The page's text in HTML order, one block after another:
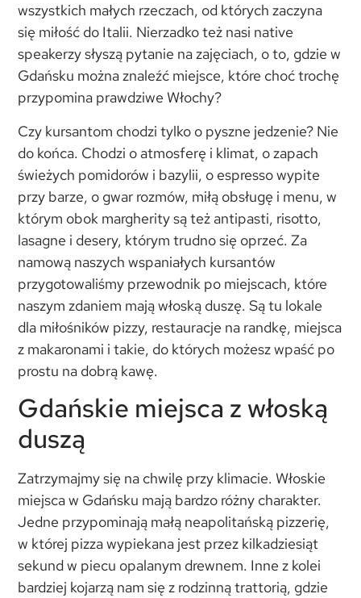
wszystkich małych rzeczach, od których zaczyna
się miłość do Italii. Nierzadko też nasi native
speakerzy słyszą pytanie na zajęciach, o to, gdzie w
Gdańsku można znaleźć miejsce, które choć trochę
przypomina prawdziwe Włochy?
Czy kursantom chodzi tylko o pyszne jedzenie? Nie
do końca. Chodzi o atmosferę i klimat, o zapach
świeżych pomidorów i bazylii, o espresso wypite
przy barze, o gwar rozmów, miłą obsługę i menu, w
którym obok margherity są też antipasti, risotto,
lasagne i desery, którym trudno się oprzeć. Za
namową naszych wspaniałych kursantów
przygotowaliśmy przewodnik po miejscach, które
naszym zdaniem mają włoską duszę. Są tu lokale
dla miłośników pizzy, restauracje na randkę, miejsca
z makaronami i takie, do których możesz wpaść po
prostu na dobrą kawę.
Gdańskie miejsca z włoską
duszą
Zatrzymajmy się na chwilę przy klimacie. Włoskie
miejsca w Gdańsku mają bardzo różny charakter.
Jedne przypominają małą neapolitańską pizzerię,
w której pizza wypiekana jest przez kilkadziesiąt
sekund w piecu opalanym drewnem. Inne z kolei
bardziej kojarzą nam się z rodzinną trattorią, gdzie